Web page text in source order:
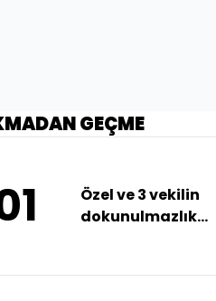
GEÇME
Özel ve 3 vekilin
dokunulmazlık